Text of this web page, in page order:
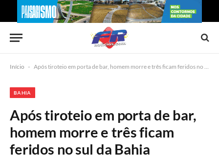
Início - Após tiroteio em porta de bar, homem morre e três ficam feridos no sul da Bahia
BAHIA
Após tiroteio em porta de bar,
homem morre e três ficam
feridos no sul da Bahia